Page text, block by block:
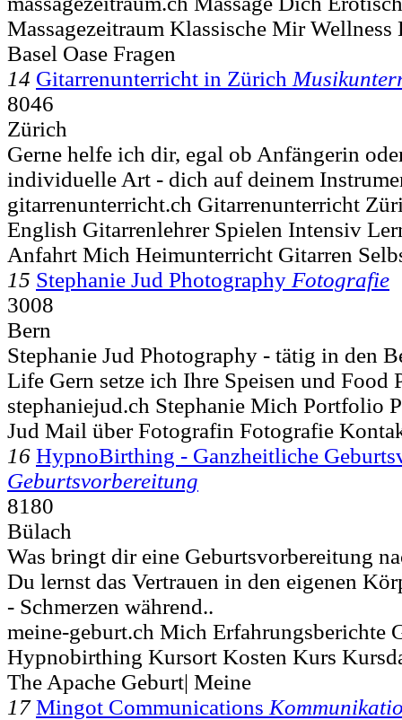
Massagezeitraum Klassische Mir Wellness
Basel Oase Fragen
14 Gitarrenunterricht in Zürich
8046
Zürich
Gerne helfe ich dir, egal ob Anfängerin
individuelle Art - dich auf deinem
gitarrenunterricht.ch Gitarrenunterricht
English Gitarrenlehrer Spielen Intensiv
Anfahrt Mich Heimunterricht Gitarren
15 Stephanie Jud Photography Fotografie
3008
Bern
Stephanie Jud Photography - tätig in den
Life Gern setze ich Ihre Speisen und Food
stephaniejud.ch Stephanie Mich Portfolio
Jud Mail über Fotografin Fotografie
16 HypnoBirthing - Ganzheitliche
Geburtsvorbereitung
8180
Bülach
Was bringt dir eine Geburtsvorbereitung
Du lernst das Vertrauen in den eigenen
- Schmerzen während..
meine-geburt.ch Mich Erfahrungsberichte
Hypnobirthing Kursort Kosten Kurs
The Apache Geburt| Meine
17 Mingot Communications